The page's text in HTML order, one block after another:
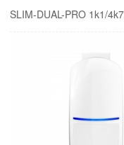
MIJN OSEC
SLIM-DUAL-PRO 1k1/